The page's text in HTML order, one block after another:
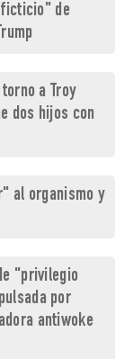
ficticio" de
a Troy
dos hijos con
al organismo y
"privilegio
por
antiwoke